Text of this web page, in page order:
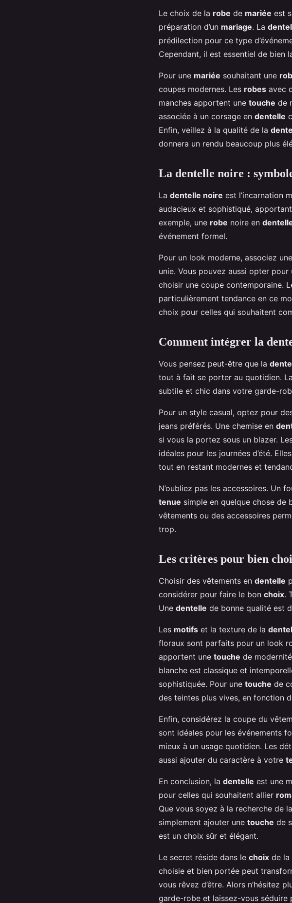
Le choix de la robe de mariée est
préparation d’un mariage. La
prédilection pour ce type
Cependant, il est essentiel de bien
Pour une mariée souhaitant une
coupes modernes. Les robes avec
manches apportent une touche de
associée à un corsage en dentelle
Enfin, veillez à la qualité de la
donnera un rendu beaucoup plus
La dentelle noire :
La dentelle noire est l’incarnation
audacieux et sophistiqué,
exemple, une robe noire en
événement formel.
Pour un look moderne, associez une
unie. Vous pouvez aussi opter pour
choisir une coupe contemporaine.
particulièrement tendance en ce
choix pour celles qui souhaitent
Comment intégrer la
Vous pensez peut-être que la
tout à fait se porter au quotidien.
subtile et chic dans votre garde-
Pour un style casual, optez pour
jeans préférés. Une chemise en
si vous la portez sous un blazer.
idéales pour les journées d’été.
tout en restant modernes et
N’oubliez pas les accessoires. Un
tenue simple en quelque chose de
vêtements ou des accessoires
trop.
Les critères pour bien
Choisir des vêtements en dentelle
considérer pour faire le bon choix.
Une dentelle de bonne qualité est
Les motifs et la texture de la
floraux sont parfaits pour un look
apportent une touche de
blanche est classique et
sophistiquée. Pour une touche de
des teintes plus vives, en fonction
Enfin, considérez la coupe du
sont idéales pour les événements
mieux à un usage quotidien. Les
aussi ajouter du caractère à votre
En conclusion, la dentelle est une
pour celles qui souhaitent allier
Que vous soyez à la recherche de la
simplement ajouter une touche de
est un choix sûr et élégant.
Le secret réside dans le choix de la
choisie et bien portée peut
vous rêvez d’être. Alors n’hésitez
garde-robe et laissez-vous séduire